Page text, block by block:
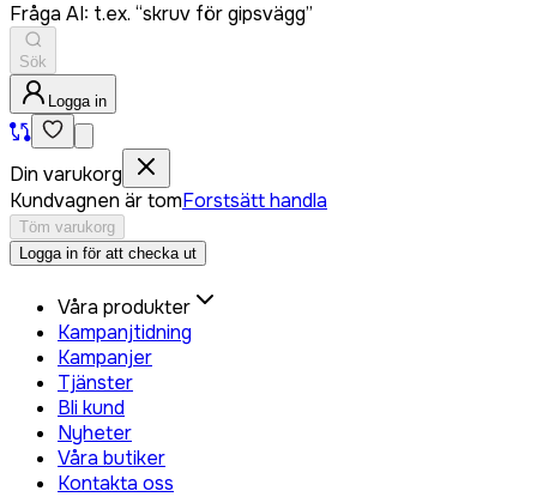
Fråga AI: t.ex. “skruv för gipsvägg”
Sök
Logga in
Din varukorg
Kundvagnen är tomForstsätt handla
Töm varukorg
Logga in för att checka ut
Våra produkter
Kampanjtidning
Kampanjer
Tjänster
Bli kund
Nyheter
Våra butiker
Kontakta oss